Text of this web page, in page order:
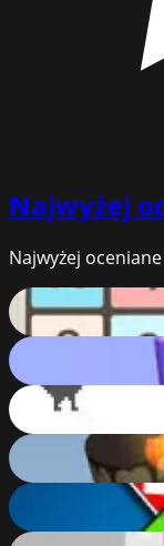
Najwyżej
Najwyżej
2048
92 %
Helix Jump
85
T-Rex Dino game
85
Spooky Helix Ball
83
4 Colors
82